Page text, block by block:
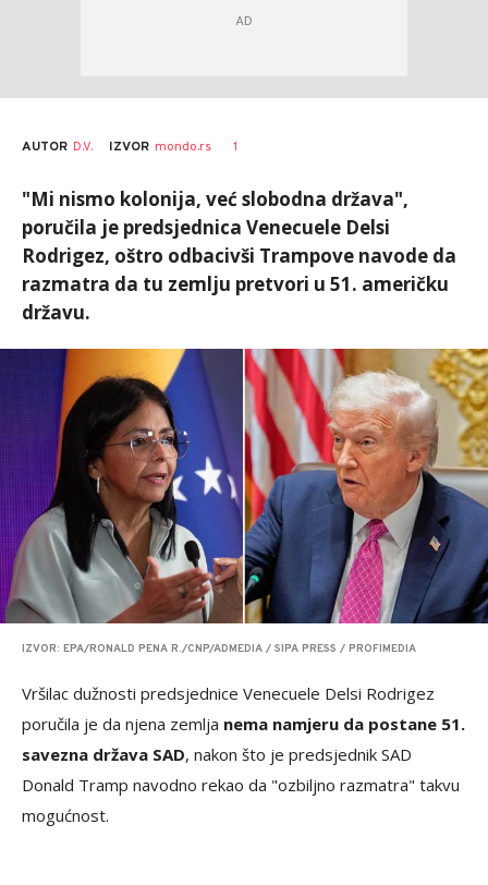
AUTOR D.V. IZVOR mondo.rs 1
"Mi nismo kolonija, već slobodna država",
poručila je predsjednica Venecuele Delsi
Rodrigez, oštro odbacivši Trampove navode da
razmatra da tu zemlju pretvori u 51. američku
državu.
IZVOR: EPA/RONALD PENA R./CNP/ADMEDIA / SIPA PRESS / PROFIMEDIA
Vršilac dužnosti predsjednice Venecuele Delsi Rodrigez
poručila je da njena zemlja nema namjeru da postane 51.
savezna država SAD, nakon što je predsjednik SAD
Donald Tramp navodno rekao da "ozbiljno razmatra" takvu
mogućnost.